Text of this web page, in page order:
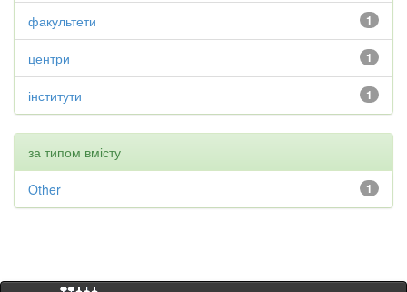
1
факультети
1
центри
1
інститути
за типом вмісту
1
Other